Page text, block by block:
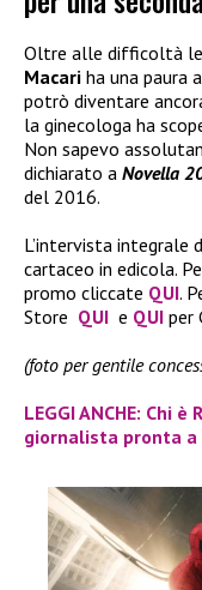
Oltre alle difficoltà
Macari ha una paura
potrò diventare
la ginecologa ha
Non sapevo
dichiarato a Novella
del 2016.
L’intervista integrale
cartaceo in edicola.
promo cliccate QUI.
Store QUI e QUI per
(foto per gentile
LEGGI ANCHE: Chi
giornalista pronta a